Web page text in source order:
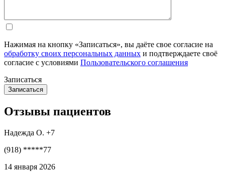
Нажимая на кнопку «Записаться», вы даёте свое согласие на
обработку своих персональных данных и подтверждаете своё
согласие с условиями Пользовательского соглашения
Записаться
Отзывы пациентов
Надежда О. +7
(918) *****77
14 января 2026